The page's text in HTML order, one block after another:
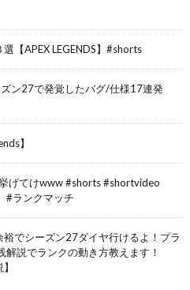
【APEX LEGENDS】#shorts
ン27で発覚したバグ/仕様17連発
】
挙げてけwww #shorts #shortvideo
ランクマッチ
でシーズン27ダイヤ行けるよ！プラ
説でランクの動き方教えます！